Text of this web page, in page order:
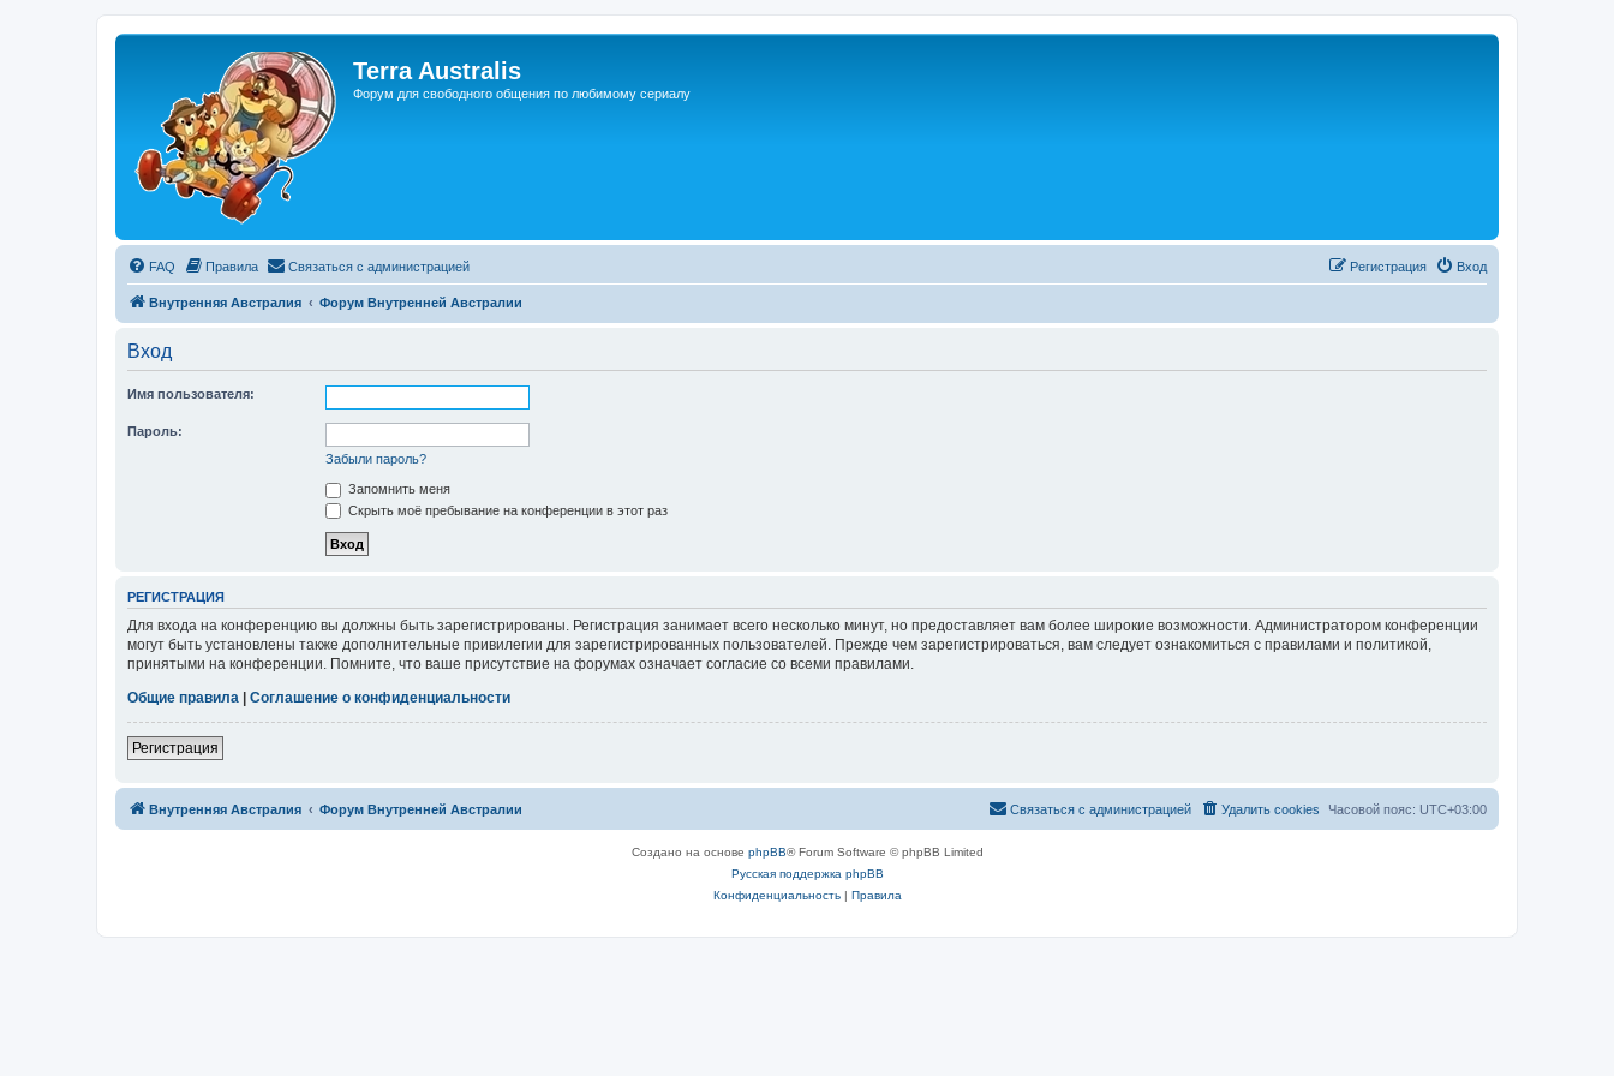
Terra Australis
Форум для свободного общения по любимому сериалу
FAQ Правила Связаться с администрацией Вход
Регистрация
Внутренняя Австралия Форум Внутренней Австралии
Вход
Имя пользователя:
Пароль:
Забыли пароль?
Запомнить меня
Скрыть моё пребывание на конференции в этот раз
РЕГИСТРАЦИЯ
Для входа на конференцию вы должны быть зарегистрированы. Регистрация занимает всего несколько минут, но предоставляет вам более широкие возможности. Администратором конференции
могут быть установлены также дополнительные привилегии для зарегистрированных пользователей. Прежде чем зарегистрироваться, вам следует ознакомиться с правилами и политикой,
принятыми на конференции. Помните, что ваше присутствие на форумах означает согласие со всеми правилами.
Общие правила | Соглашение о конфиденциальности
Регистрация
Внутренняя Австралия Форум Внутренней Австралии Часовой пояс: UTC+03:00
Удалить cookies
Связаться с
Связаться с администрацией
Создано на основе phpBB® Forum Software © phpBB Limited
Русская поддержка phpBB
Конфиденциальность| Правила